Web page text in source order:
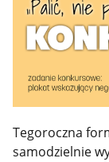
Tegoroczna
samodzielnie